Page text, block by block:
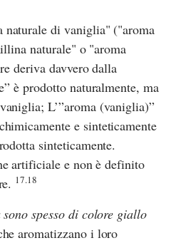
naturale di vaniglia" ("aroma
naturale" o "aroma
deriva davvero dalla
è prodotto naturalmente, ma
L’”aroma (vaniglia)”
e sinteticamente
sinteticamente.
artificiale e non è definito
17.18
spesso di colore giallo
aromatizzano i loro